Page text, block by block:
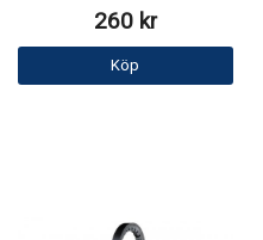
260 kr
Köp